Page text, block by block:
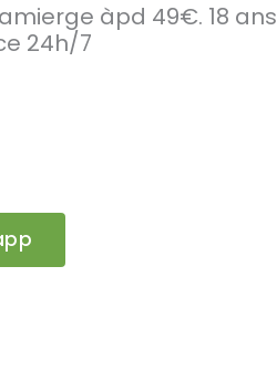
àpd 49€. 18 ans
24h/7